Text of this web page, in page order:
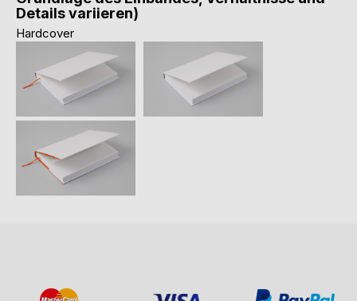
Details variieren)
Hardcover